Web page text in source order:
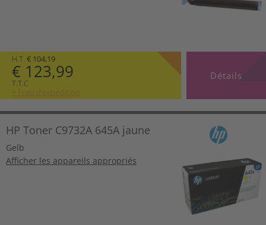
H.T. € 104,19
€ 123,99
T.T.C
+ Frais d’expédition
Détails
HP Toner C9732A 645A jaune
Gelb
Afficher les appareils appropriés